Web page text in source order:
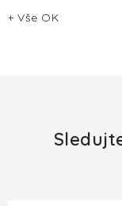
+ Vše OK